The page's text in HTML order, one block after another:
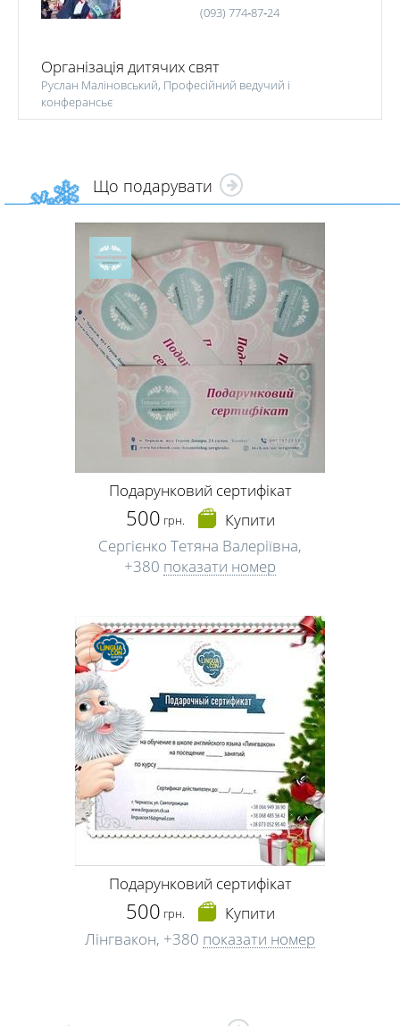
(093) 774‑87‑24
Організація дитячих свят
Руслан Маліновський, Професійний ведучий і
конферансьє
Що подарувати
Подарунковий сертифікат
500 грн.
Купити
Сергієнко Тетяна Валеріївна,
+380 показати номер
Подарунковий сертифікат
500 грн.
Купити
Лінгвакон, +380 показати номер